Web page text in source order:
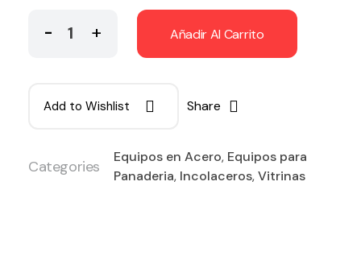
Añadir Al Carrito
Add to Wishlist Share
Categories
Equipos en Acero, Equipos para
Panaderia, Incolaceros,Vitrinas